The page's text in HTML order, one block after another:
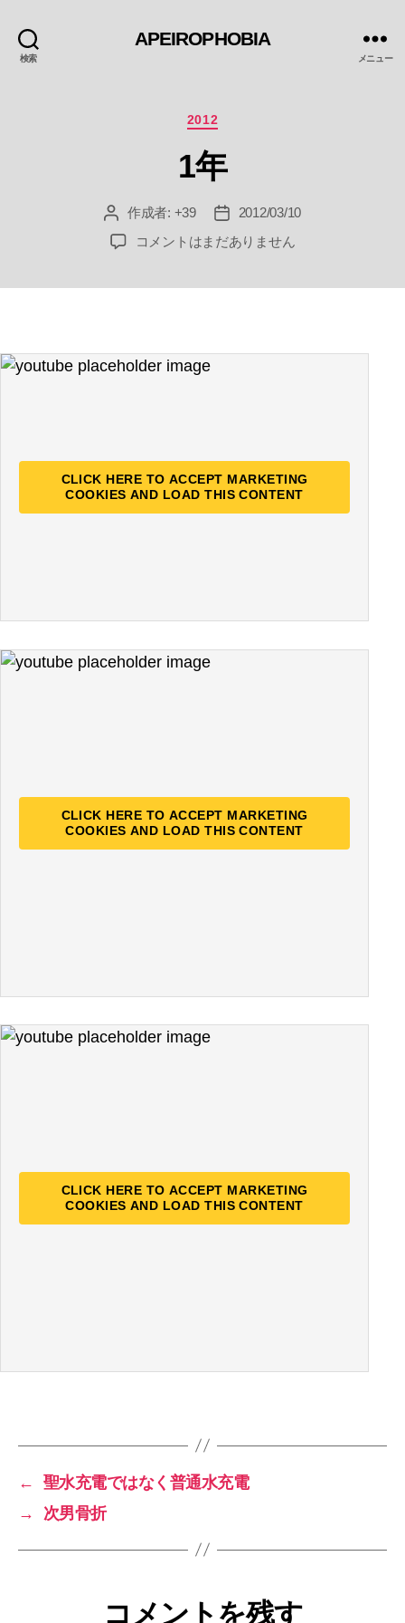
検索
APEIROPHOBIA
メニュー
カ
ゴ
リ
2012
1年
投
稿
者
作成者: +39
投
稿
日
2012/03/10
1
コメントはまだありません
CLICK HERE TO ACCEPT MARKETING
COOKIES AND LOAD THIS CONTENT
CLICK HERE TO ACCEPT MARKETING
COOKIES AND LOAD THIS CONTENT
CLICK HERE TO ACCEPT MARKETING
COOKIES AND LOAD THIS CONTENT
←
聖水充電ではなく普通水充電
→
次男骨折
コメントを残す